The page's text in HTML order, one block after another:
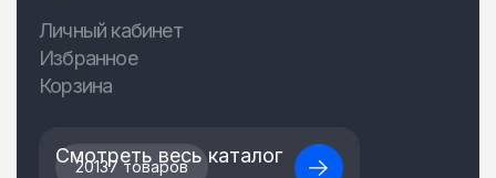
Личный кабинет
Избранное
Корзина
20137 товаров
Смотреть весь каталог